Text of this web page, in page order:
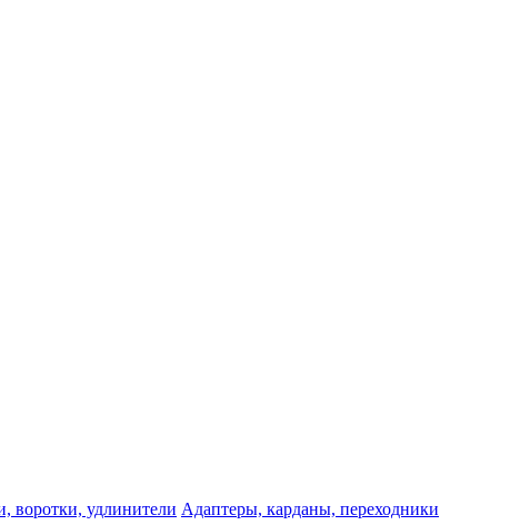
воротки, удлинители Адаптеры, карданы, переходники